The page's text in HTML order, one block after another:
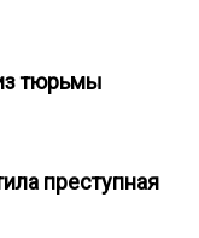
тюрьмы
преступная